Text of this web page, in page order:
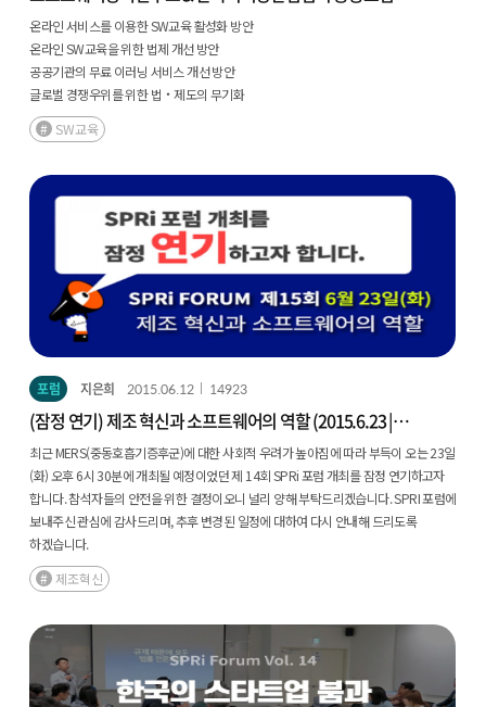
(공지)
온라인 서비스를 이용한 SW교육 활성화 방안
온라인 SW교육을 위한 법제 개선 방안
공공기관의 무료 이러닝 서비스 개선 방안
글로벌 경쟁우위를 위한 법‧제도의 무기화
SW교육
포럼 지은희 2015.06.12 14923
(잠정 연기) 제조 혁신과 소프트웨어의 역할 (2015.6.23 |
15회)
최근 MERS(중동호흡기증후군)에 대한 사회적 우려가 높아짐에 따라 부득이 오는 23일
(화) 오후 6시 30분에 개최될 예정이었던 제 14회 SPRi 포럼 개최를 잠정 연기하고자
합니다. 참석자들의 안전을 위한 결정이오니 널리 양해 부탁드리겠습니다. SPRI 포럼에
보내주신 관심에 감사드리며, 추후 변경된 일정에 대하여 다시 안내해 드리도록
하겠습니다.
제조혁신